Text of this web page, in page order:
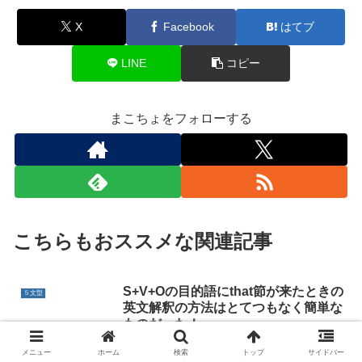
X Facebook はてブ
LINE コピー
まこちょをフォローする
こちらもおススメな関連記事
５文型
S+V+Oの目的語にthat節が来たときの
英文解釈の方法はとてつもなく簡単な
ものだった！
メニュー ホーム 検索 トップ サイドバー